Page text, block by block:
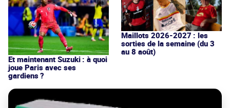
Et maintenant Suzuki : à quoi
joue Paris avec ses
gardiens ?
Maillots 2026-2027 : les
sorties de la semaine (du 3
au 8 août)